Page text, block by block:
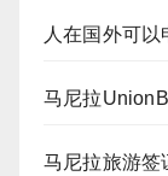
人在国外可以
马尼拉
马尼拉旅游签